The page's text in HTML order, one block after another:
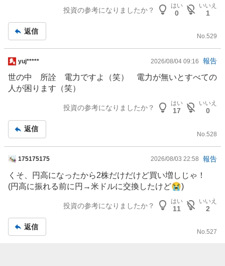
投資の参考になりましたか？
はい
0
いいえ
1
返信
No.529
掲
示
板
記
yuj***** 2026/08/04 09:16 報告
世の中 所詮 電力ですよ（笑） 電力が無いとすべての
人が困ります（笑）
投資の参考になりましたか？
はい
17
いいえ
0
返信
No. 528
掲
示
板
記
175175175 2026/08/03 22:58 報告
くそ、円高になったから2株だけだけど買い増しじゃ！
(円高に振れる前に円→米ドルに交換したけど😭)
投資の参考になりましたか？
はい
11
いいえ
2
返信
No.527